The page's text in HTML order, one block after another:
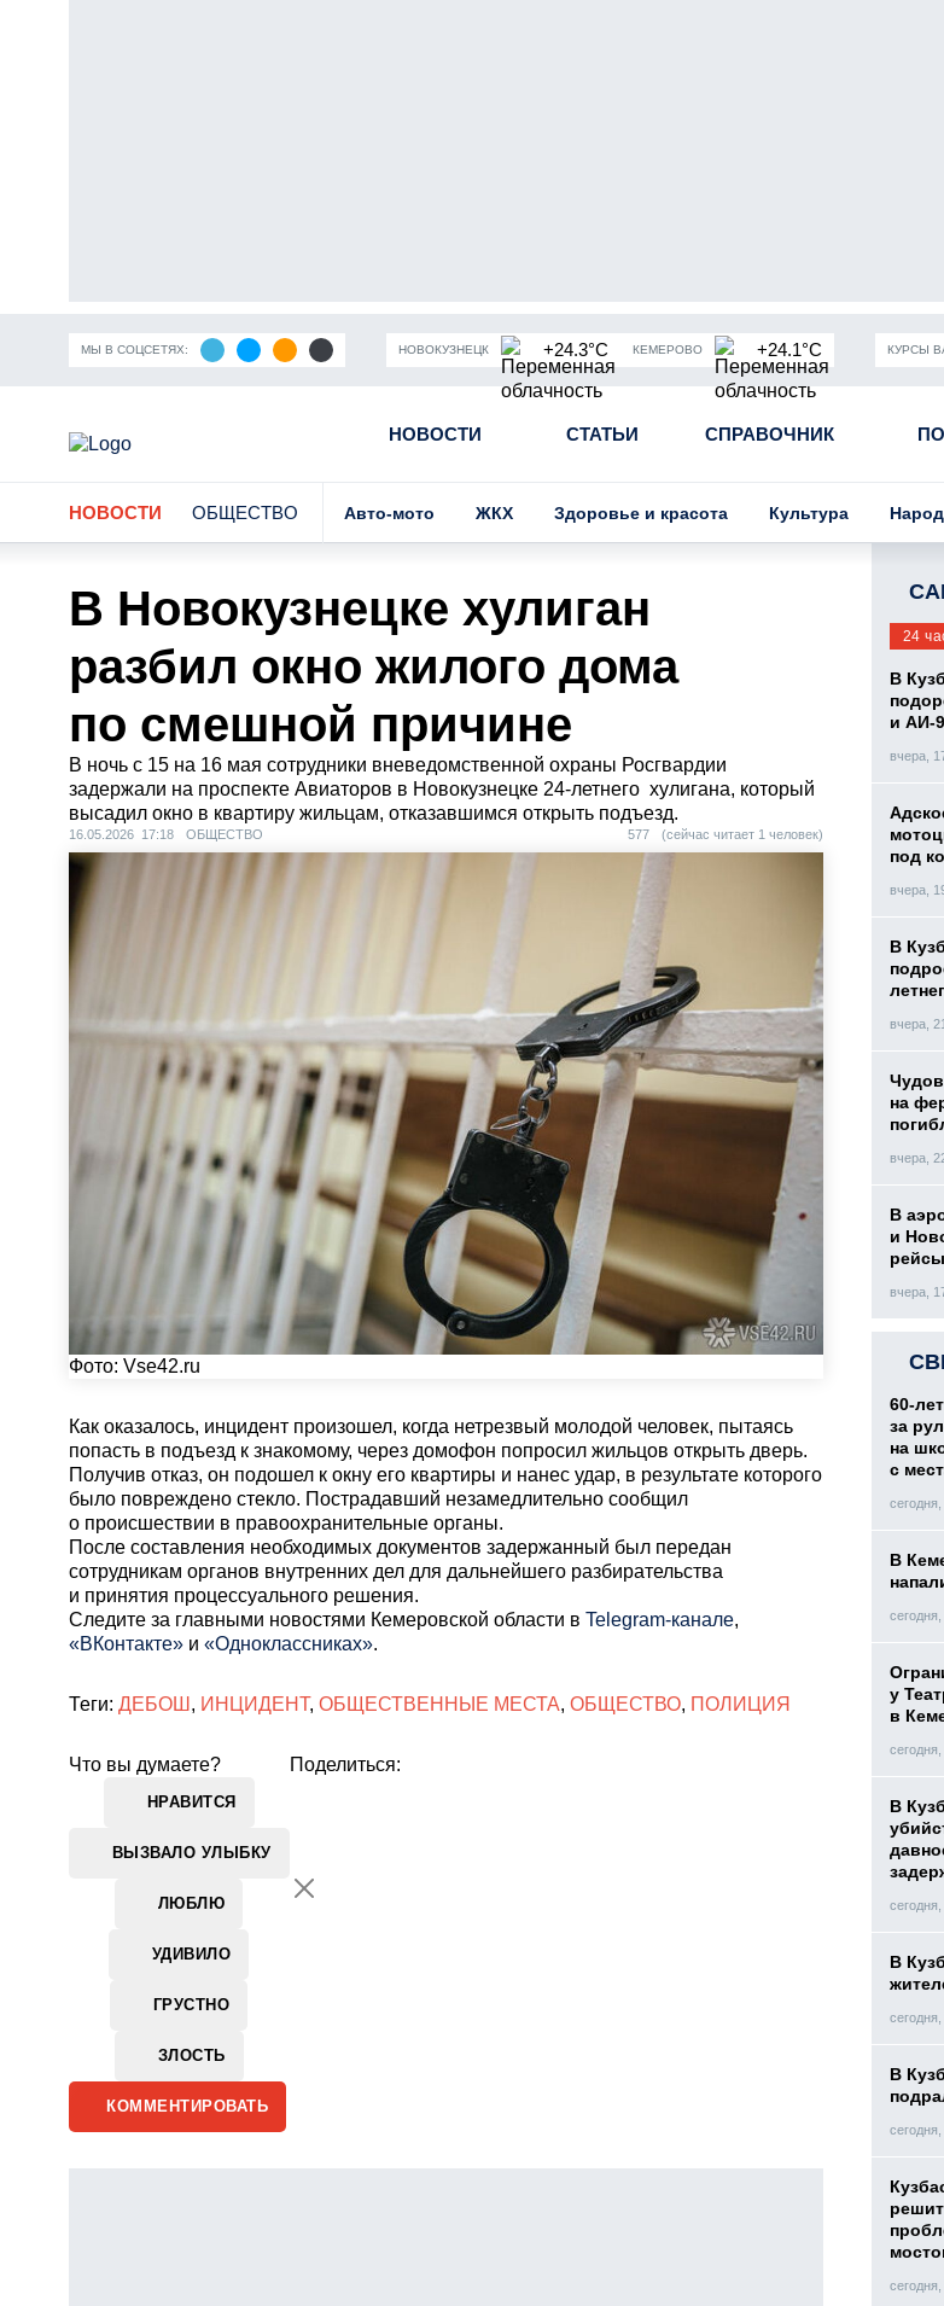
МЫ В СОЦСЕТЯХ: НОВОКУЗНЕЦК +24.3°C КЕМЕРОВО +24.1°C КУРСЫ
НОВОСТИ СТАТЬИ СПРАВОЧНИК
Кузбасса Пандемия коронавирусной инфекции Частичная мобилизация в России Угольная
НОВОСТИ ОБЩЕСТВО Авто-мото ЖКХ Здоровье и красота Культура
В Новокузнецке хулиган
разбил окно жилого дома
по смешной причине
В ночь с 15 на 16 мая сотрудники вневедомственной охраны Росгвардии
задержали на проспекте Авиаторов в Новокузнецке 24-летнего хулигана, который
высадил окно в квартиру жильцам, отказавшимся открыть подъезд.
16.05.2026 17:18 ОБЩЕСТВО 577 (сейчас читает 1 человек)
Фото: Vse42.ru
Как оказалось, инцидент произошел, когда нетрезвый молодой человек, пытаясь
попасть в подъезд к знакомому, через домофон попросил жильцов открыть дверь.
Получив отказ, он подошел к окну его квартиры и нанес удар, в результате которого
было повреждено стекло. Пострадавший незамедлительно сообщил
о происшествии в правоохранительные органы.
После составления необходимых документов задержанный был передан
сотрудникам органов внутренних дел для дальнейшего разбирательства
и принятия процессуального решения.
Cледите за главными новостями Кемеровской области в Telegram-канале,
«ВКонтакте» и «Одноклассниках».
Теги: ДЕБОШ , ИНЦИДЕНТ, ОБЩЕСТВЕННЫЕ МЕСТА, ОБЩЕСТВО, ПОЛИЦИЯ
Что вы думаете?
НРАВИТСЯ
ВЫЗВАЛО УЛЫБКУ
ЛЮБЛЮ
УДИВИЛО
ГРУСТНО
ЗЛОСТЬ
Поделиться:
КОММЕНТИРОВАТЬ
24
В
и АИ-
вчера,
под
вчера,
В
вчера,
на
вчера,
В
и
вчера,
60-
за
на
с
В
у
в
В
В
В